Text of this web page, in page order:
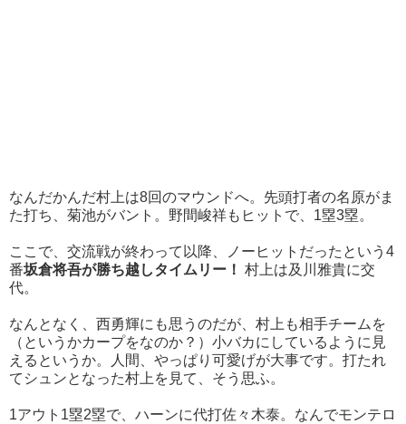
なんだかんだ村上は8回のマウンドへ。先頭打者の名原がま
た打ち、菊池がバント。野間峻祥もヒットで、1塁3塁。
ここで、交流戦が終わって以降、ノーヒットだったという4
番坂倉将吾が勝ち越しタイムリー！ 村上は及川雅貴に交
代。
なんとなく、西勇輝にも思うのだが、村上も相手チームを
（というかカープをなのか？）小バカにしているように見
えるというか。人間、やっぱり可愛げが大事です。打たれ
てシュンとなった村上を見て、そう思ふ。
1アウト1塁2塁で、ハーンに代打佐々木泰。なんでモンテロ